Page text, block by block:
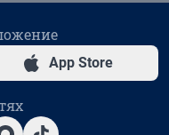
App Store